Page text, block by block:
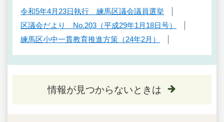
令和5年4月23日執行 練馬区議会議員選挙
区議会だより No.203（平成29年1月18日号）
練馬区小中一貫教育推進方策（24年2月）
情報が見つからないときは